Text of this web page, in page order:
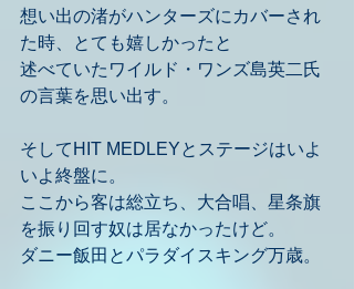
想い出の渚がハンターズにカバーされ
た時、とても嬉しかったと
述べていたワイルド・ワンズ島英二氏
の言葉を思い出す。
そしてHIT MEDLEYとステージはいよ
いよ終盤に。
ここから客は総立ち、大合唱、星条旗
を振り回す奴は居なかったけど。
ダニー飯田とパラダイスキング万歳。